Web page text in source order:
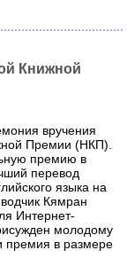
Книжной
вручения
Премии (НКП).
премию в
перевод
языка на
Кямран
Интернет-
молодому
премия в размере